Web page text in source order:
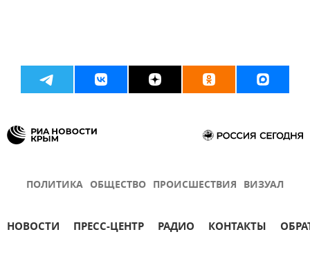
ПОЛИТИКА ОБЩЕСТВО ПРОИСШЕСТВИЯ ВИЗУАЛ
НОВОСТИ ПРЕСС-ЦЕНТР РАДИО КОНТАКТЫ